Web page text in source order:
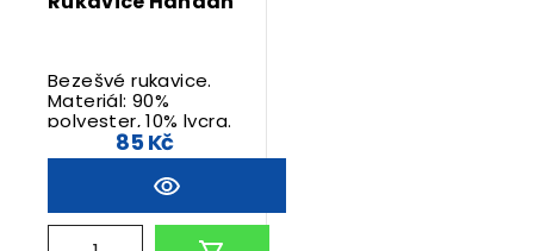
Bezešvé rukavice.
Materiál: 90%
polyester, 10% lycra.
Polomáčené v
černém pěnovém
nitrilu s terčíky.
85 Kč